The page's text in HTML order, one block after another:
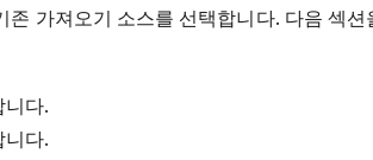
존 가져오기 소스를 선택합니다. 다음 섹션
니다.
니다.